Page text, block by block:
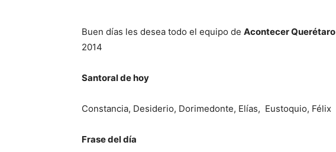
Buen días les desea todo el equipo de Acontecer Querétaro
2014
Santoral de hoy
Constancia, Desiderio, Dorimedonte, Elías, Eustoquio, Félix
Frase del día